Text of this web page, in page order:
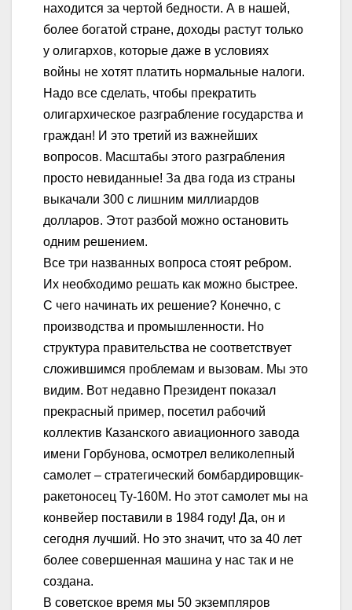
находится за чертой бедности. А в нашей,
более богатой стране, доходы растут только
у олигархов, которые даже в условиях
войны не хотят платить нормальные налоги.
Надо все сделать, чтобы прекратить
олигархическое разграбление государства и
граждан! И это третий из важнейших
вопросов. Масштабы этого разграбления
просто невиданные! За два года из страны
выкачали 300 с лишним миллиардов
долларов. Этот разбой можно остановить
одним решением.
Все три названных вопроса стоят ребром.
Их необходимо решать как можно быстрее.
С чего начинать их решение? Конечно, с
производства и промышленности. Но
структура правительства не соответствует
сложившимся проблемам и вызовам. Мы это
видим. Вот недавно Президент показал
прекрасный пример, посетил рабочий
коллектив Казанского авиационного завода
имени Горбунова, осмотрел великолепный
самолет – стратегический бомбардировщик-
ракетоносец Ту-160М. Но этот самолет мы на
конвейер поставили в 1984 году! Да, он и
сегодня лучший. Но это значит, что за 40 лет
более совершенная машина у нас так и не
создана.
В советское время мы 50 экземпляров